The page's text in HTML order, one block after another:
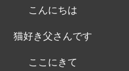
こんにちは
猫好き父さんです
ここにきて